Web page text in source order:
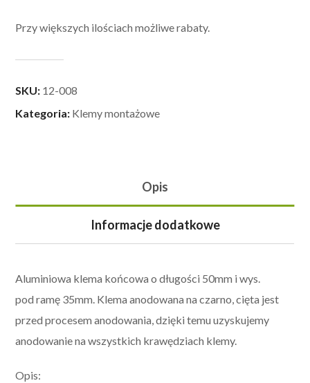
Przy większych ilościach możliwe rabaty.
SKU: 12-008
Kategoria: Klemy montażowe
Opis
Informacje dodatkowe
Aluminiowa klema końcowa o długości 50mm i wys.
pod ramę 35mm. Klema anodowana na czarno, cięta jest
przed procesem anodowania, dzięki temu uzyskujemy
anodowanie na wszystkich krawędziach klemy.
Opis: